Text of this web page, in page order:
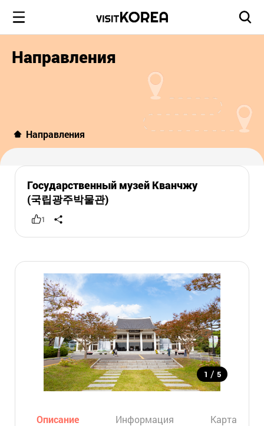
Направления
Направления
Государственный музей Кванчжу
(국립광주박물관)
1
1 / 5
Описание Информация Карта